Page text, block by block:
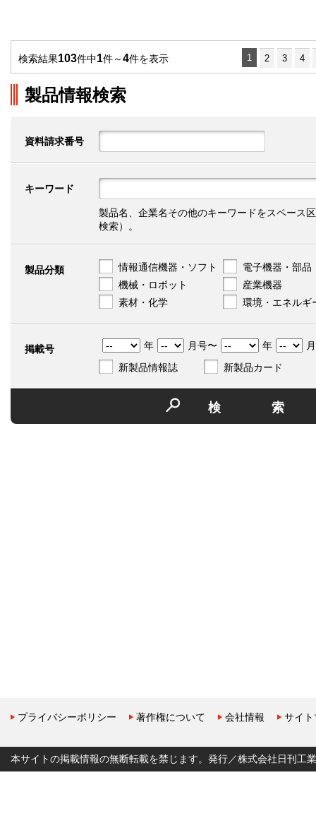
検索結果103件中1件～4件を表示 1 2 3 4
製品情報検索
資料請求番号
キーワード
製品名、企業名その他のキーワードをスペース
検索）。
製品分類 情報通信機器・ソフト
電子機器・部品
機械・ロボット
産業機器
素材・化学
環境・エネルギ
掲載号 年 月号〜 年
新製品情報誌
新製品カード
検
プライバシーポリシー 著作権について 会社情報 サイ
本サイトの掲載情報の無断転載を禁じます。発行／株式会社日刊